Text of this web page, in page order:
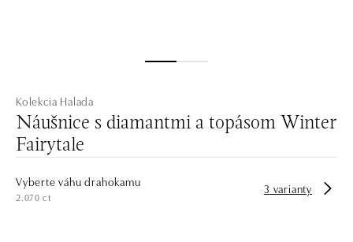
Kolekcia Halada
Náušnice s diamantmi a topásom Winter
Fairytale
Vyberte váhu drahokamu
2.070 ct
3 varianty